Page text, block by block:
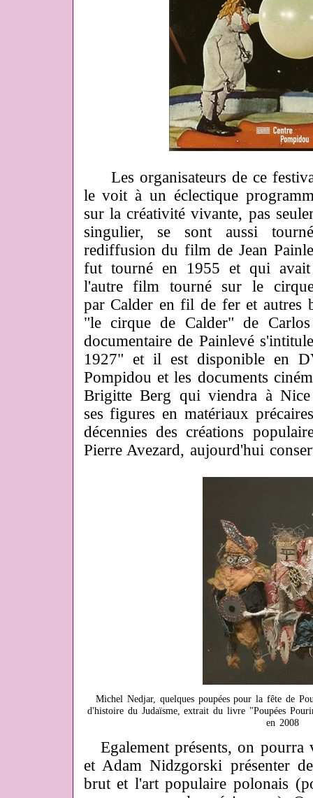
Les organisateurs de ce
le voit à un éclectique
sur la créativité vivante, pas
singulier, se sont aussi
rediffusion du film de Jean
fut tourné en 1955 et qui
l'autre film tourné sur le
par Calder en fil de fer et autres
"le cirque de Calder" de
documentaire de Painlevé
1927" et il est disponible en
Pompidou et les documents
Brigitte Berg qui viendra à
ses figures en matériaux
décennies des créations
Pierre Avezard, aujourd'hui
Michel Nedjar, quelques poupées pour la fête de
d'histoire du Judaïsme, extrait du livre "Poupées
en 2008
Egalement présents, on
et Adam Nidzgorski présenter
brut et l'art populaire polonais